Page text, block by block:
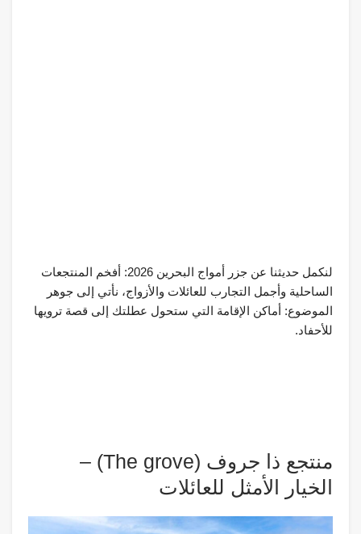
لنكمل حديثنا عن جزر أمواج البحرين 2026: أفخم المنتجعات
الساحلية وأجمل التجارب للعائلات والأزواج، نأتي إلى جوهر
الموضوع: أماكن الإقامة التي ستحول عطلتك إلى قصة ترويها
للأحفاد.
منتجع ذا جروف (The grove) –
الخيار الأمثل للعائلات